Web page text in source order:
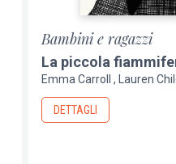
Bambini e ragazzi
La piccola
Emma Carroll Lauren
DETTAGLI